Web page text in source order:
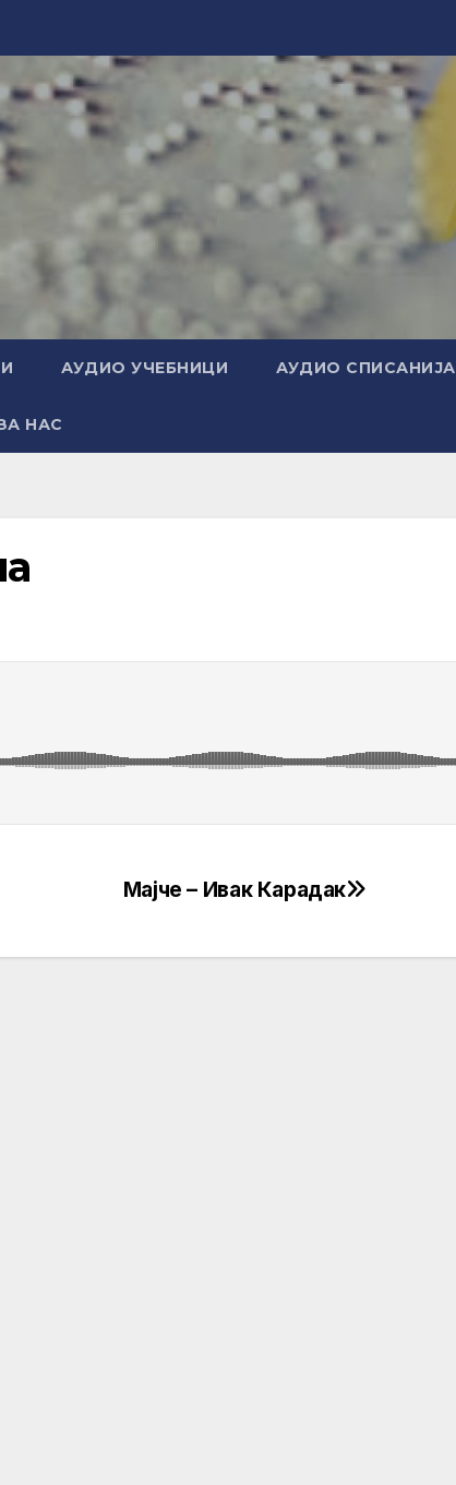
АУДИО УЧЕБНИЦИ АУДИО СПИСАНИЈА
НАС
Мајче – Ивак Карадак